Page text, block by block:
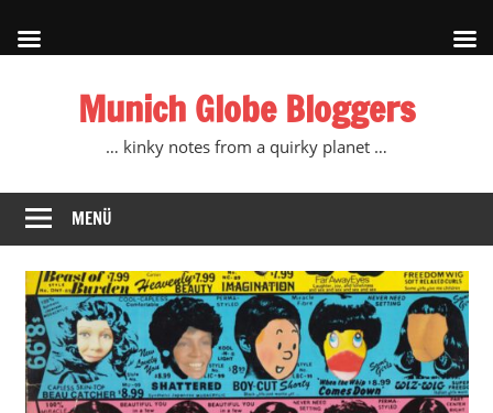
Munich Globe Bloggers
… kinky notes from a quirky planet …
MENÜ